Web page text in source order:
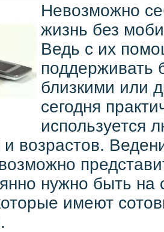
Невозможно
жизнь без
Ведь с их
поддерживать
близкими или
сегодня
используется
возрастов.
нужно быть на
имеют